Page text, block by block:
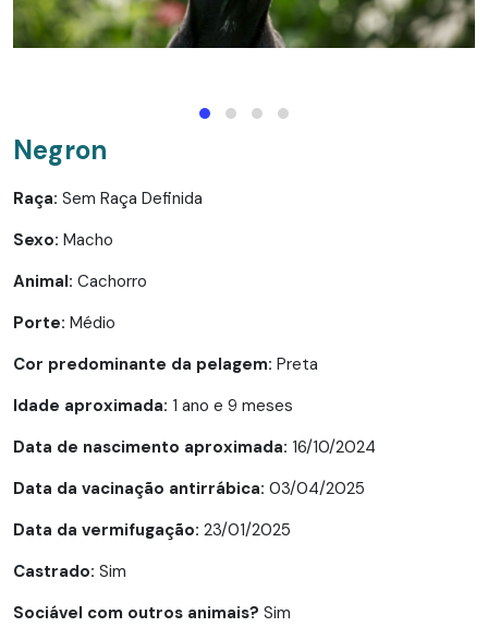
Negron
Raça: Sem Raça Definida
Sexo: Macho
Animal: Cachorro
Porte: Médio
Cor predominante da pelagem: Preta
Idade aproximada: 1 ano e 9 meses
Data de nascimento aproximada: 16/10/2024
Data da vacinação antirrábica: 03/04/2025
Data da vermifugação: 23/01/2025
Castrado: Sim
Sociável com outros animais? Sim